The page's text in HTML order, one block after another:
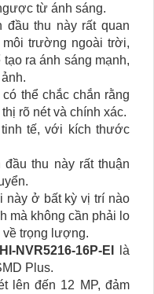
từ ánh sáng.
đầu thu này rất quan
trường ngoài trời,
ra ánh sáng mạnh,
có thể chắc chắn rằng
rõ nét và chính xác.
tế, với kích thước
thu này rất thuận
này ở bất kỳ vị trí nào
mà không cần phải lo
về trọng lượng.
NVR5216-16P-EI
là
Plus.
lên đến 12 MP, đảm